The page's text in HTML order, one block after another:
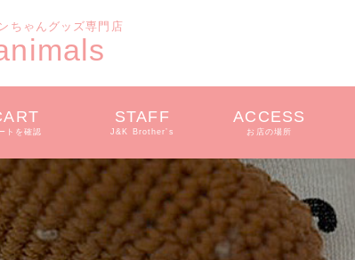
ちゃんグッズ専門店
トを確認
STAFF
J&K Brother’s
ACCESS
お店の場所